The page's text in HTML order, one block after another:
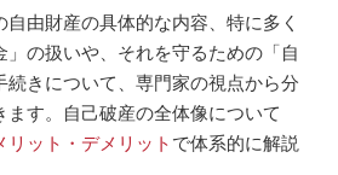
由財産の具体的な内容、特に多く
の扱いや、それを守るための「自
きについて、専門家の視点から分
す。自己破産の全体像について
ット・デメリットで体系的に解説